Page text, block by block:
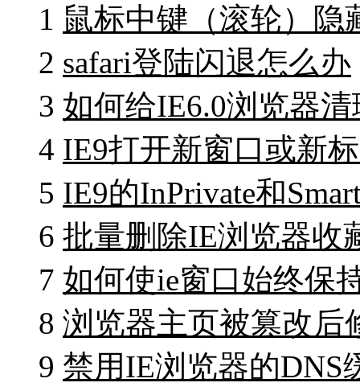
1 鼠标中键（滚轮）隐
2 safari登陆闪退怎么办
3 如何给IE6.0浏览器
4 IE9打开新窗口或新
5 IE9的InPrivate和
6 批量删除IE浏览器收
7 如何使ie窗口始终保
8 浏览器主页被篡改后
9 禁用IE浏览器的DNS